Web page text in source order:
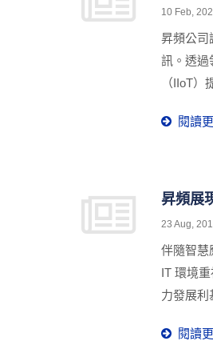
10 Feb,
昇頻公司
訊。透過
（IIoT
閱讀
昇頻展
23 Aug,
伴隨智慧
IT 環境
力發展利
閱讀